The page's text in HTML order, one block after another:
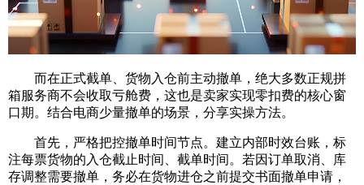
而在正式截单、货物入仓前主动撤单，绝大多数正规拼
箱服务商不会收取亏舱费，这也是卖家实现零扣费的核心窗
口期。结合电商少量撤单的场景，分享实操方法。
首先，严格把控撤单时间节点。建立内部时效台账，标
注每票货物的入仓截止时间、截单时间。若因订单取消、库
存调整需要撤单，务必在货物进仓之前提交书面撤单申请，